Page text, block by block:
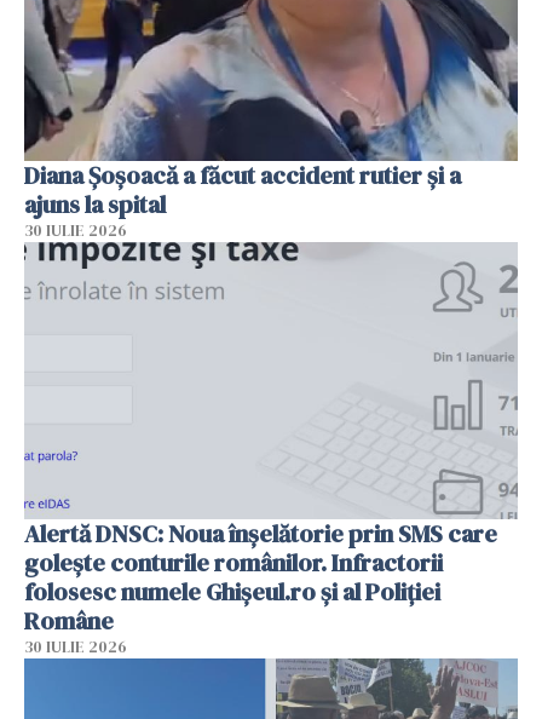
Diana Șoșoacă a făcut accident rutier și a
ajuns la spital
30 IULIE 2026
Alertă DNSC: Noua înșelătorie prin SMS care
golește conturile românilor. Infractorii
folosesc numele Ghișeul.ro și al Poliției
Române
30 IULIE 2026